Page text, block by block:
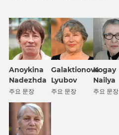
Anoykina
Nadezhda
주요 문장
Galaktionova
Lyubov
주요 문장
Kogay
Nailya
주요 문장